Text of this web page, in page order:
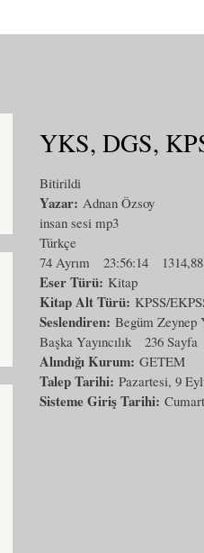
YKS, DGS,
Bitirildi
Yazar: Adnan Özsoy
insan sesi mp3
Türkçe
74 Ayrım
23:56:14
Eser Türü: Kitap
Kitap Alt Türü: KPSS/
Seslendiren: Begüm Zeynep
Başka Yayıncılık
236 Sayfa
Alındığı Kurum: GETEM
Talep Tarihi: Pazartesi, 9
Sisteme Giriş Tarihi: